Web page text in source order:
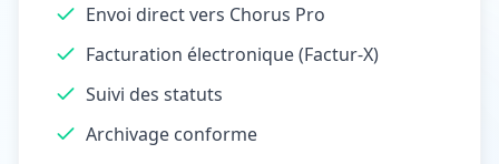
Envoi direct vers Chorus Pro
Facturation électronique (Factur-X)
Suivi des statuts
Archivage conforme